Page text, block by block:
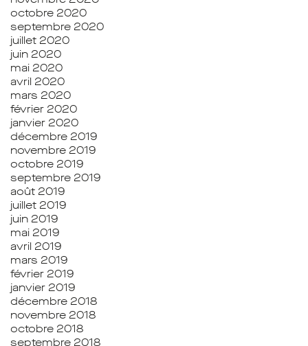
octobre 2020
septembre 2020
juillet 2020
juin 2020
mai 2020
avril 2020
mars 2020
février 2020
janvier 2020
décembre 2019
novembre 2019
octobre 2019
septembre 2019
août 2019
juillet 2019
juin 2019
mai 2019
avril 2019
mars 2019
février 2019
janvier 2019
décembre 2018
novembre 2018
octobre 2018
septembre 2018